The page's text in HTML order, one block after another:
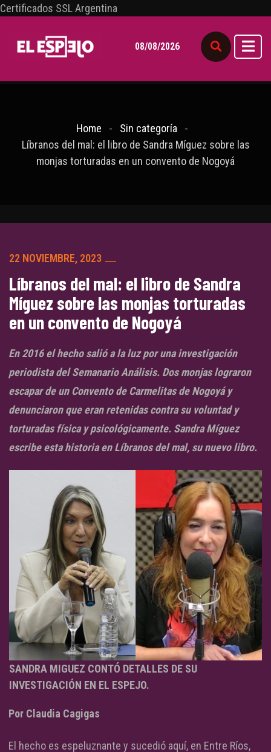
Certificados SSL Argentina
08/08/2026
Home
Sin categoría
Líbranos del mal: el libro de Sandra Míguez sobre las
monjas torturadas en un convento de Nogoyá
22 NOVIEMBRE, 2023
Líbranos del mal: el libro de Sandra
Míguez sobre las monjas torturadas
en un convento de Nogoyá
En 2016 el hecho salió a la luz por una investigación
periodista del Semanario Análisis. Dos monjas lograron
escapar de un Convento de Carmelitas de Nogoyá y
denunciaron que eran retenidas contra su voluntad y
torturadas física y psicológicamente. Sandra Míguez
escribe esta historia en Líbranos del mal, su nuevo libro.
SANDRA MIGUEZ CONTÓ DETALLES DE SU
INVESTIGACIÓN EN EL ESPEJO.
Por Claudia Cagigas
El hecho es espeluznante y sucedió aquí, en Entre Ríos,